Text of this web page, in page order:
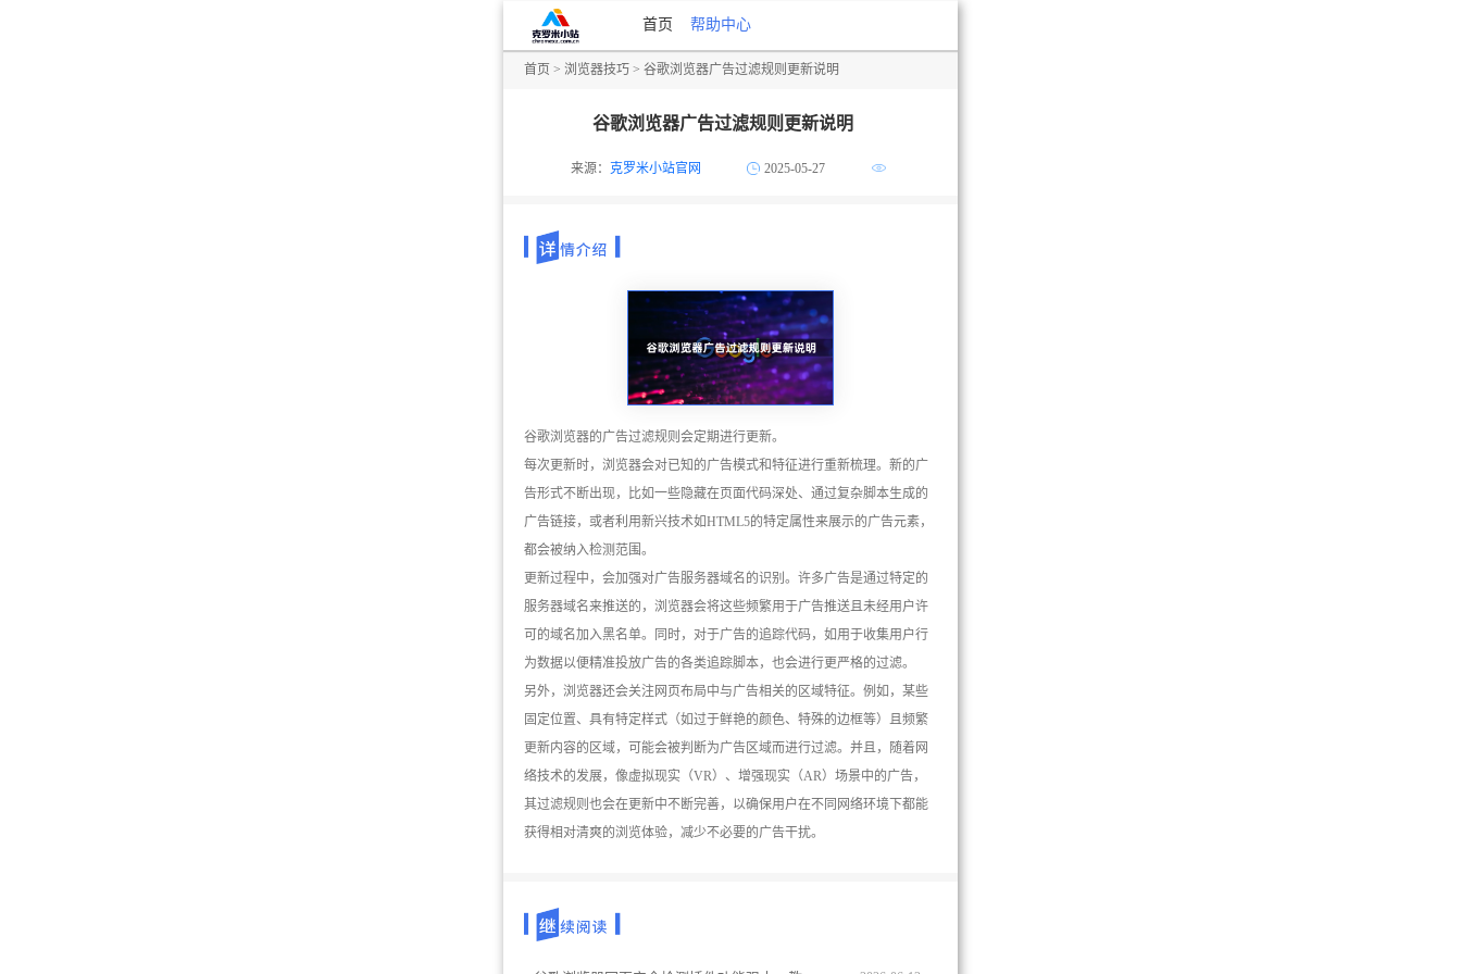
首页 帮助中心
首页 > 浏览器技巧 > 谷歌浏览器广告过滤规则更新说明
谷歌浏览器广告过滤规则更新说明
来源： 克罗米小站官网 2025-05-27
谷歌浏览器的广告过滤规则会定期进行更新。
每次更新时，浏览器会对已知的广告模式和特征进行重新梳理。新的广
告形式不断出现，比如一些隐藏在页面代码深处、通过复杂脚本生成的
广告链接，或者利用新兴技术如HTML5的特定属性来展示的广告元素，
都会被纳入检测范围。
更新过程中，会加强对广告服务器域名的识别。许多广告是通过特定的
服务器域名来推送的，浏览器会将这些频繁用于广告推送且未经用户许
可的域名加入黑名单。同时，对于广告的追踪代码，如用于收集用户行
为数据以便精准投放广告的各类追踪脚本，也会进行更严格的过滤。
另外，浏览器还会关注网页布局中与广告相关的区域特征。例如，某些
固定位置、具有特定样式（如过于鲜艳的颜色、特殊的边框等）且频繁
更新内容的区域，可能会被判断为广告区域而进行过滤。并且，随着网
络技术的发展，像虚拟现实（VR）、增强现实（AR）场景中的广告，
其过滤规则也会在更新中不断完善，以确保用户在不同网络环境下都能
获得相对清爽的浏览体验，减少不必要的广告干扰。